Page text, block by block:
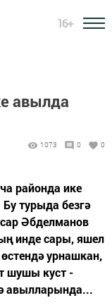
16+
авылда
1073 0 0
районда ике
Бу турыда безгә
Әбделманов
инде сары, яшел
урнашкан,
шушы куст -
авылларында...